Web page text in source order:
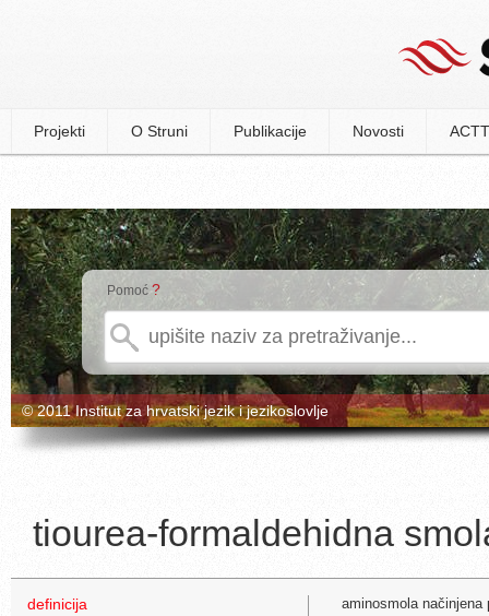
Projekti O Struni Publikacije Novosti
Pomoć ?
© 2011 Institut za hrvatski jezik i jezikoslovlje
tiourea-formaldehidna
definicija aminosmola načinjena